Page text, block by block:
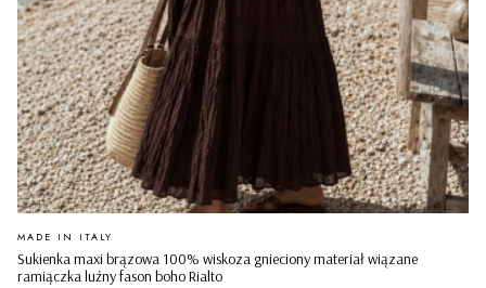
Sukienka maxi brązowa 100% wiskoza gnieciony materiał wiązane
ramiączka luźny fason boho Rialto
PRODUCENT
MADE IN ITALY